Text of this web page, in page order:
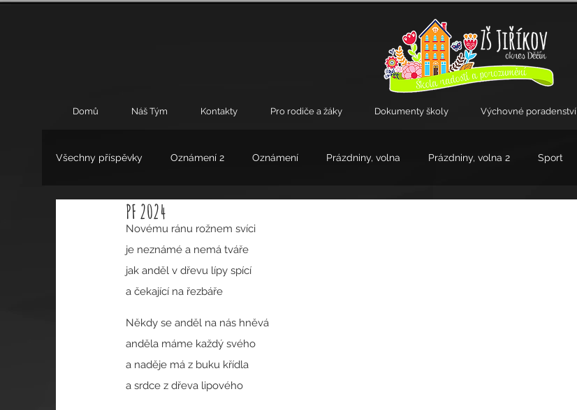
Domů Náš Tým Kontakty Pro rodiče a žáky Dokumenty školy Výchovné poradenství
Všechny příspěvky Oznámení 2 Oznámení Prázdniny, volna Prázdniny, volna 2 Sport
Výchovné poradenství
PF 2024
Novému ránu rožnem svíci
je neznámé a nemá tváře
jak anděl v dřevu lípy spící
a čekající na řezbáře
Někdy se anděl na nás hněvá
anděla máme každý svého
a naděje má z buku křídla
a srdce z dřeva lipového